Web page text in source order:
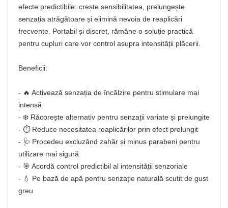
efecte predictibile: crește sensibilitatea, prelungește
senzația atrăgătoare și elimină nevoia de reaplicări
frecvente. Portabil și discret, rămâne o soluție practică
pentru cupluri care vor control asupra intensității plăcerii.
Beneficii:
- 🔥 Activează senzația de încălzire pentru stimulare mai
intensă
- ❄️ Răcorește alternativ pentru senzații variate și prelungite
- ⏱️ Reduce necesitatea reaplicărilor prin efect prelungit
- 🩺 Procedeu excluzând zahăr și minus parabeni pentru
utilizare mai sigură
- 🎯 Acordă control predictibil al intensității senzoriale
- 💧 Pe bază de apă pentru senzație naturală scutit de gust
greu